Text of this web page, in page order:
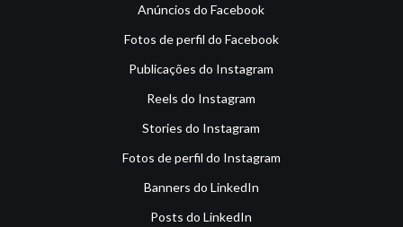
Anúncios do Facebook
Fotos de perfil do Facebook
Publicações do Instagram
Reels do Instagram
Stories do Instagram
Fotos de perfil do Instagram
Banners do LinkedIn
Posts do LinkedIn